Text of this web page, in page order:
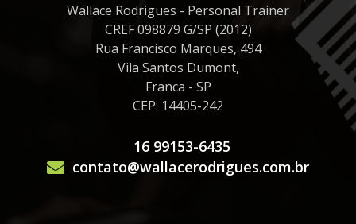
Wallace Rodrigues - Personal Trainer
CREF 098879 G/SP (2012)
Rua Francisco Marques, 494
Vila Santos Dumont,
Franca - SP
CEP: 14405-242
16 99153-6435
contato@wallacerodrigues.com.br